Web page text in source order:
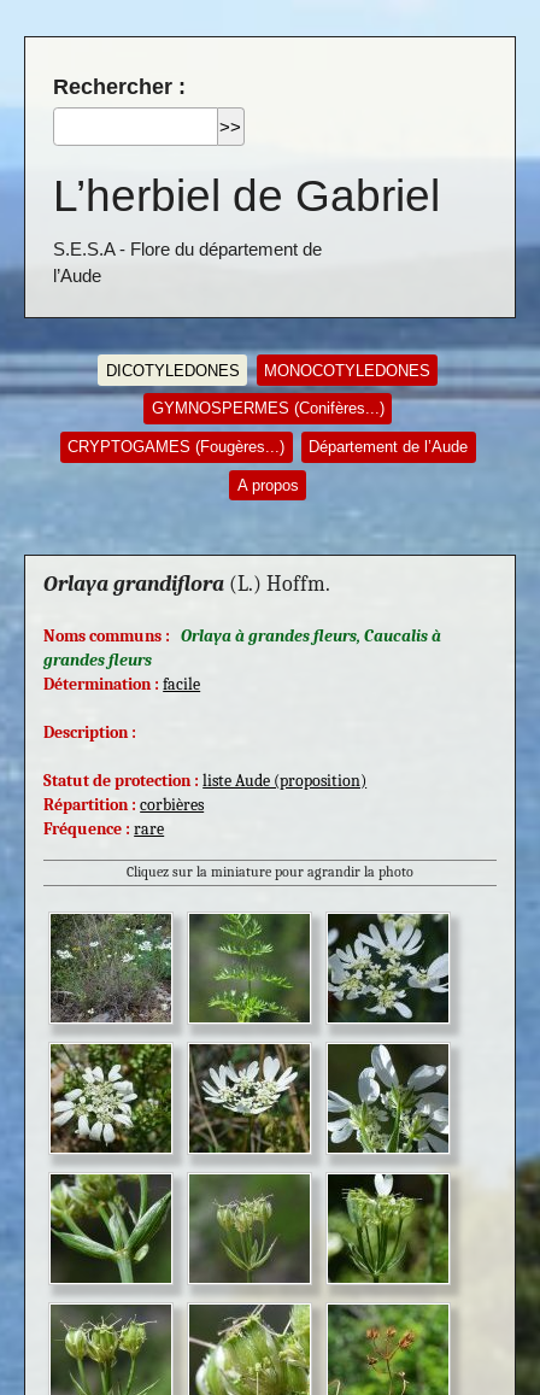
Rechercher :
L’herbiel de Gabriel
S.E.S.A - Flore du département de
l’Aude
DICOTYLEDONES MONOCOTYLEDONES
GYMNOSPERMES (Conifères...)
CRYPTOGAMES (Fougères...) Département de l’Aude
A propos
Orlaya grandiflora (L.) Hoffm.
Noms communs :
Orlaya à grandes fleurs, Caucalis à
grandes fleurs
Détermination :facile
Description :
Statut de protection :liste Aude (proposition)
Répartition :corbières
Fréquence :rare
Cliquez sur la miniature pour agrandir la photo